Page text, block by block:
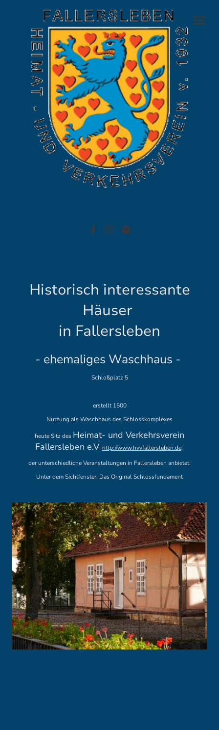
Historisch interessante
Häuser
in Fallersleben
- ehemaliges Waschhaus -
Schloßplatz 5
erstellt 1500
Nutzung als Waschhaus des Schlosskomplexes
heute Sitz des Heimat- und Verkehrsverein
Fallersleben e.V. http://www.hvvfallersleben.de,
der unterschiedliche Veranstaltungen in Fallersleben anbietet.
Unter dem Sichtfenster: Das Original Schlossfundament